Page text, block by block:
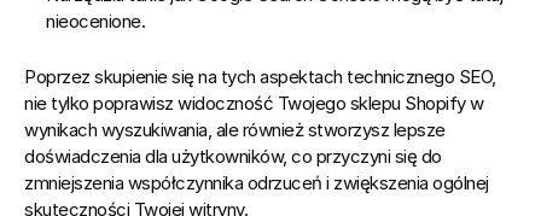
nieocenione.
Poprzez skupienie się na tych aspektach technicznego SEO,
nie tylko poprawisz widoczność Twojego sklepu Shopify w
wynikach wyszukiwania, ale również stworzysz lepsze
doświadczenia dla użytkowników, co przyczyni się do
zmniejszenia współczynnika odrzuceń i zwiększenia ogólnej
skuteczności Twojej witryny.